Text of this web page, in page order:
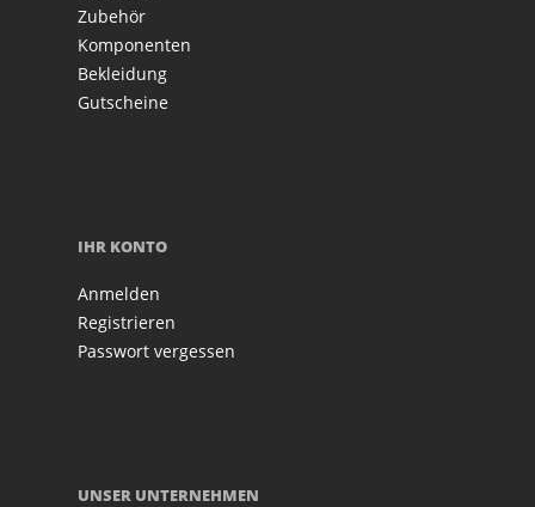
Zubehör
Komponenten
Bekleidung
Gutscheine
IHR KONTO
Anmelden
Registrieren
Passwort vergessen
UNSER UNTERNEHMEN